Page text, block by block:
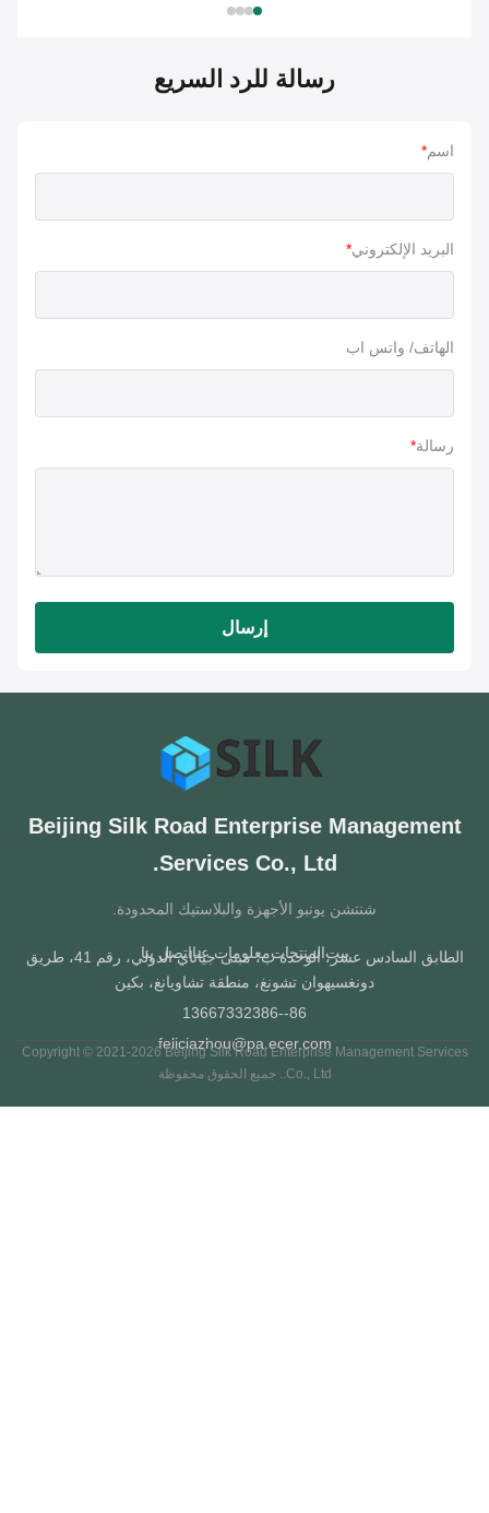
رسالة للرد السريع
البريد الإلكتروني*
الهاتف/ واتس اب
رسالة
إرسال
Beijing Silk Road Enterprise
Services Co., Ltd.
شنتشن يونبو الأجهزة والبلاستيك المحدودة.
المنتجاتمعلومات عنااتصل بنا
الطابق السادس عشر، الوحدة ب، مبنى جياتاي الدولي، رقم 41، طريق
دونغسيهوان تشونغ، منطقة تشاويانغ، بكين
feliciazhou@pa.ecer.com
Copyright © 2021-2026 Beijing Silk Road Enterprise Management
Co., Ltd.. جميع الحقوق محفوظة